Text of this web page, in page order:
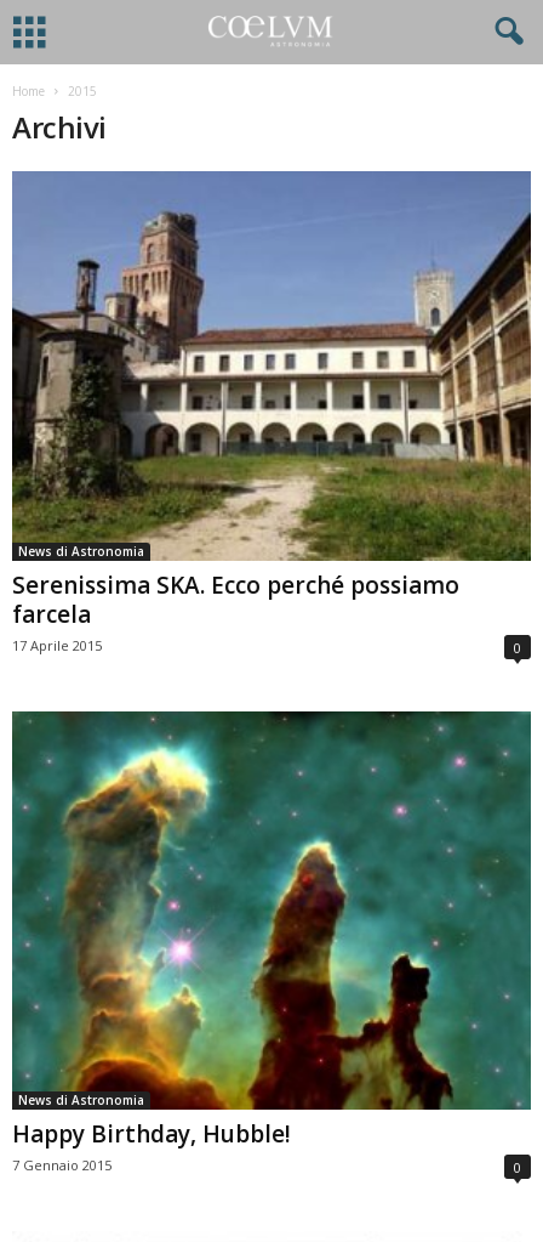
Home 2015
Archivi
News di Astronomia
Serenissima SKA. Ecco perché possiamo
farcela
17 Aprile 2015 0
News di Astronomia
Happy Birthday, Hubble!
7 Gennaio 2015 0